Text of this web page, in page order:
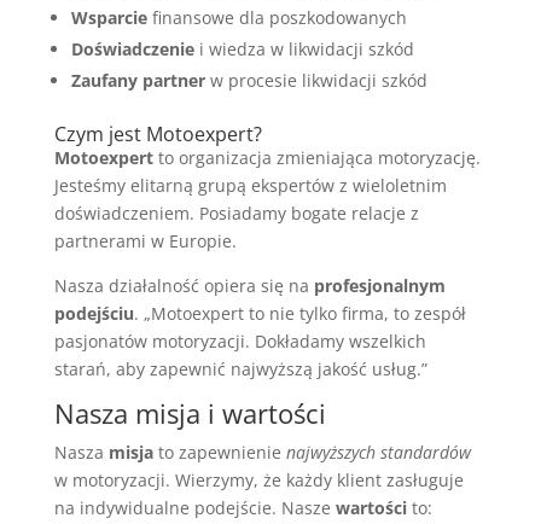
Wsparciefinansowe dla poszkodowanych
Doświadczeniei wiedza w likwidacji szkód
Zaufany partnerw procesie likwidacji szkód
Czym jest Motoexpert?
Motoexpertto organizacja zmieniająca motoryzację.
Jesteśmy elitarną grupą ekspertów z wieloletnim
doświadczeniem. Posiadamy bogate relacje z
partnerami w Europie.
Nasza działalność opiera się na profesjonalnym
podejściu. „Motoexpert to nie tylko firma, to zespół
pasjonatów motoryzacji. Dokładamy wszelkich
starań, aby zapewnić najwyższą jakość usług.”
Nasza misja i wartości
Nasza misjato zapewnienie najwyższych standardów
w motoryzacji. Wierzymy, że każdy klient zasługuje
na indywidualne podejście. Nasze wartościto: